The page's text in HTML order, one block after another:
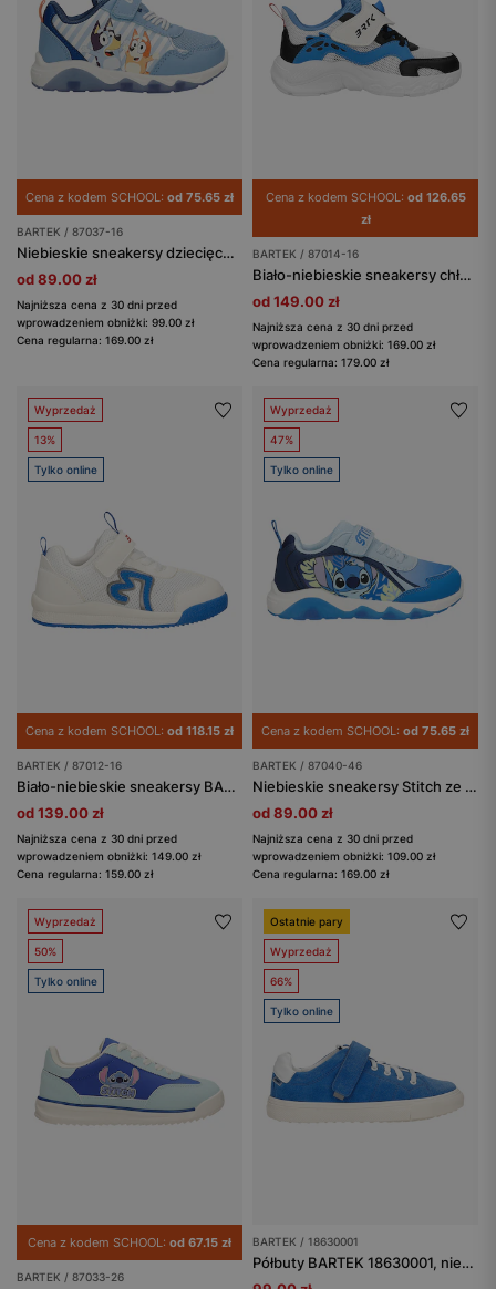
Cena z kodem SCHOOL: od 75.65 zł
BARTEK / 87037-16
Niebieskie sneakersy dziecięce Bluey i Chilli ze świecącą podeszwą BARTEK 87037-16
od 89.00 zł
Najniższa cena z 30 dni przed
wprowadzeniem obniżki: 99.00 zł
Cena regularna: 169.00 zł
Cena z kodem SCHOOL: od 126.65
zł
BARTEK / 87014-16
Biało-niebieskie sneakersy chłopięce BARTEK 87014-16
od 149.00 zł
Najniższa cena z 30 dni przed
wprowadzeniem obniżki: 169.00 zł
Cena regularna: 179.00 zł
Wyprzedaż
13%
Tylko online
Cena z kodem SCHOOL: od 118.15 zł
BARTEK / 87012-16
Biało-niebieskie sneakersy BARTEK 87012-16
od 139.00 zł
Najniższa cena z 30 dni przed
wprowadzeniem obniżki: 149.00 zł
Cena regularna: 159.00 zł
Wyprzedaż
47%
Tylko online
Cena z kodem SCHOOL: od 75.65 zł
BARTEK / 87040-46
Niebieskie sneakersy Stitch ze świecącą podeszwą BARTEK 87040-46
od 89.00 zł
Najniższa cena z 30 dni przed
wprowadzeniem obniżki: 109.00 zł
Cena regularna: 169.00 zł
Wyprzedaż
50%
Tylko online
Cena z kodem SCHOOL: od 67.15 zł
BARTEK / 87033-26
Ostatnie pary
Wyprzedaż
66%
Tylko online
BARTEK / 18630001
Półbuty BARTEK 18630001, niebieski